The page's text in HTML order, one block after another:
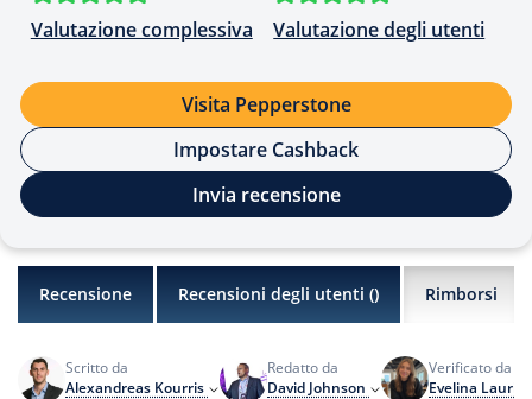
Valutazione complessiva Valutazione degli utenti
Visita Pepperstone
Impostare Cashback
Invia recensione
Recensione Recensioni degli utenti () Rimborsi
Scritto da
Alexandreas Kourris
Redatto da
David Johnson
Verificato da
Evelina